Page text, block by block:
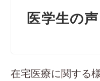
医学生の声
在宅医療に関する